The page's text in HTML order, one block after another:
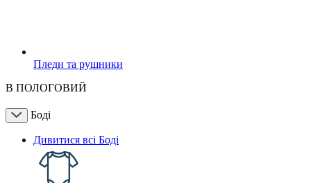
Пледи та рушники
В ПОЛОГОВИЙ
Боді
Дивитися всі Боді